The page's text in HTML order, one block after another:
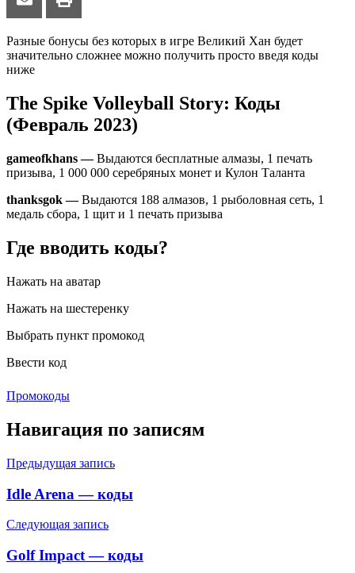
Разные бонусы без которых в игре Великий Хан будет
значительно сложнее можно получить просто введя коды
ниже
The Spike Volleyball Story: Коды
(Февраль 2023)
gameofkhans—Выдаются бесплатные алмазы, 1 печать
призыва, 1 000 000 серебряных монет и Кулон Таланта
thanksgok —Выдаются 188 алмазов, 1 рыболовная сеть, 1
медаль сбора, 1 щит и 1 печать призыва
Где вводить коды?
Нажать на аватар
Нажать на шестеренку
Выбрать пункт промокод
Ввести код
Промокоды
Навигация по записям
Предыдущая запись
Idle Arena — коды
Следующая запись
Golf Impact — коды